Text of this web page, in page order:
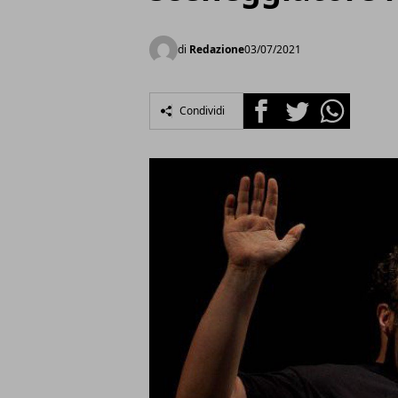
di Redazione03/07/2021
Condividi FacebookTwitterWhatsapp